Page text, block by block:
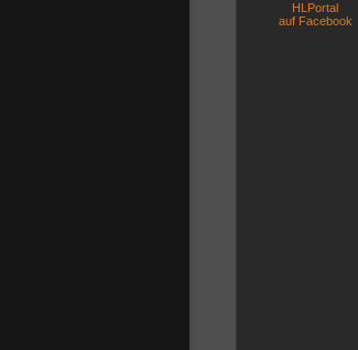
HLPortal
auf Facebook